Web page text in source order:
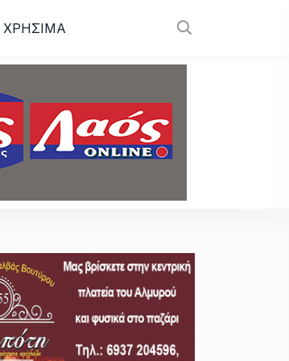
ΧΡΗΣΙΜΑ